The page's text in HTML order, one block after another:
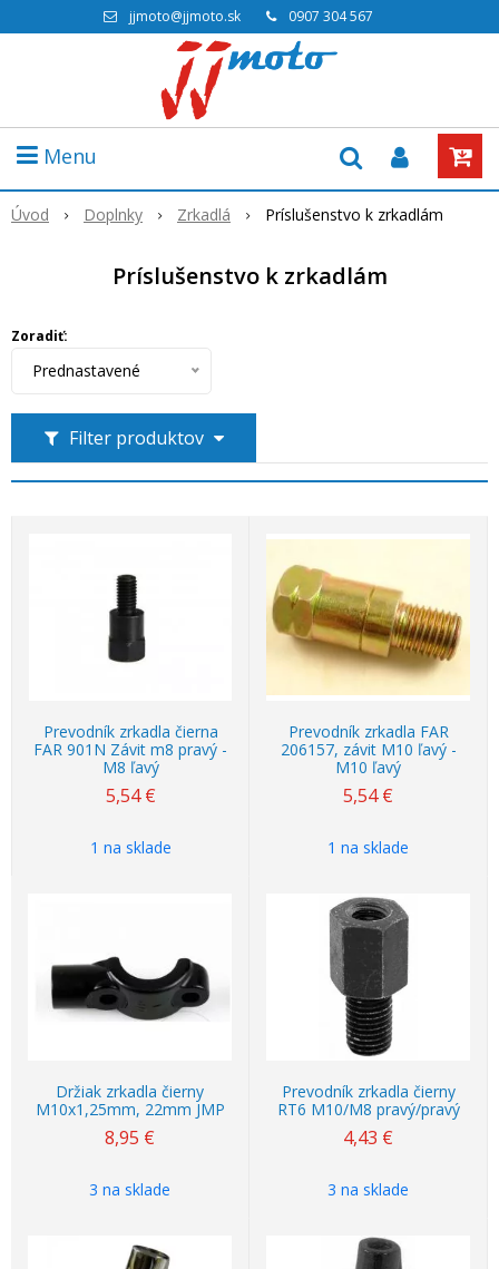
jjmoto@jjmoto.sk 0907 304 567
Menu
Úvod Doplnky Zrkadlá Príslušenstvo k zrkadlám
Príslušenstvo k zrkadlám
Filter produktov
Zoradiť:
Prednastavené
Prevodník zrkadla čierna
FAR 901N Závit m8 pravý -
M8 ľavý
5,54 €
1 na sklade
Prevodník zrkadla FAR
206157, závit M10 ľavý -
M10 ľavý
5,54 €
1 na sklade
Držiak zrkadla čierny
M10x1,25mm, 22mm JMP
8,95 €
3 na sklade
Prevodník zrkadla čierny
RT6 M10/M8 pravý/pravý
4,43 €
3 na sklade